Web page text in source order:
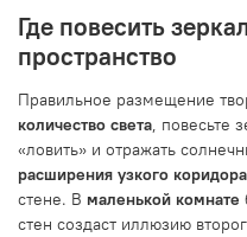
Где повесить
пространство
Правильное размещение
количество света, повесьте
«ловить» и отражать
расширения узкого коридора
стене. В маленькой комнате
стен создаст иллюзию